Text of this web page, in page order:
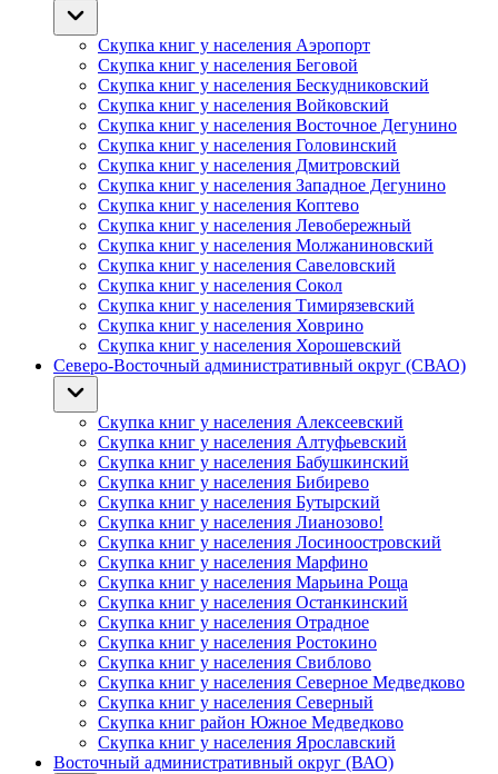
Скупка книг у населения Аэропорт
Скупка книг у населения Беговой
Скупка книг у населения Бескудниковский
Скупка книг у населения Войковский
Скупка книг у населения Восточное Дегунино
Скупка книг у населения Головинский
Скупка книг у населения Дмитровский
Скупка книг у населения Западное Дегунино
Скупка книг у населения Коптево
Скупка книг у населения Левобережный
Скупка книг у населения Молжаниновский
Скупка книг у населения Савеловский
Скупка книг у населения Сокол
Скупка книг у населения Тимирязевский
Скупка книг у населения Ховрино
Скупка книг у населения Хорошевский
Северо-Восточный административный округ (СВАО)
Скупка книг у населения Алексеевский
Скупка книг у населения Алтуфьевский
Скупка книг у населения Бабушкинский
Скупка книг у населения Бибирево
Скупка книг у населения Бутырский
Скупка книг у населения Лианозово!
Скупка книг у населения Лосиноостровский
Скупка книг у населения Марфино
Скупка книг у населения Марьина Роща
Скупка книг у населения Останкинский
Скупка книг у населения Отрадное
Скупка книг у населения Ростокино
Скупка книг у населения Свиблово
Скупка книг у населения Северное Медведково
Скупка книг у населения Северный
Скупка книг район Южное Медведково
Скупка книг у населения Ярославский
Восточный административный округ (ВАО)